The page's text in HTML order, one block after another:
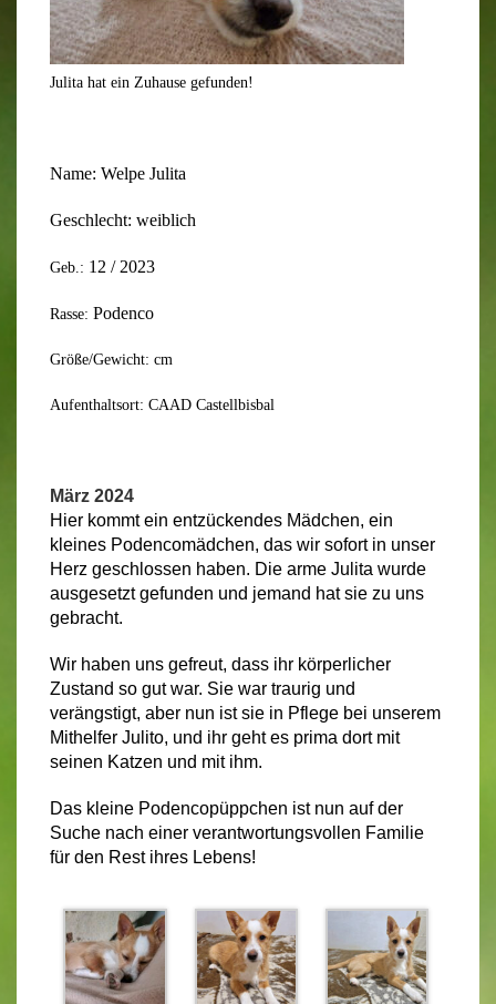
Julita hat ein Zuhause gefunden!
Name: Welpe Julita
Geschlecht: weiblich
Geb.: 12 / 2023
Rasse: Podenco
Größe/Gewicht: cm
Aufenthaltsort: CAAD Castellbisbal
März 2024
Hier kommt ein entzückendes Mädchen, ein
kleines Podencomädchen, das wir sofort in unser
Herz geschlossen haben. Die arme Julita wurde
ausgesetzt gefunden und jemand hat sie zu uns
gebracht.
Wir haben uns gefreut, dass ihr körperlicher
Zustand so gut war. Sie war traurig und
verängstigt, aber nun ist sie in Pflege bei unserem
Mithelfer Julito, und ihr geht es prima dort mit
seinen Katzen und mit ihm.
Das kleine Podencopüppchen ist nun auf der
Suche nach einer verantwortungsvollen Familie
für den Rest ihres Lebens!